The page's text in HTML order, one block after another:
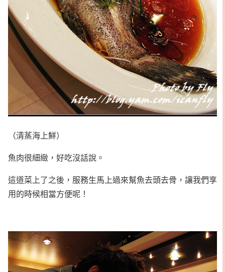
（清蒸海上鮮）
魚肉很細緻，好吃沒話說。
這道菜上了之後，服務生馬上過來幫魚去頭去骨，讓我們享
用的時候相當方便呢！